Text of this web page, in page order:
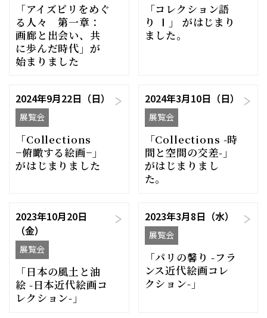
「アイズピリをめぐ
る人々 第一章：
画廊と出会い、共
に歩んだ時代」が
始まりました
「コレクション語
り Ⅰ」 がはじまり
ました。
2024年9月22日（日）
展覧会
「Collections
−俯瞰する絵画−」
がはじまりました
2024年3月10日（日）
展覧会
「Collections -時
間と空間の交差-」
がはじまりまし
た。
2023年10月20日
（金）
展覧会
「日本の風土と油
絵 -日本近代絵画コ
レクション-」
2023年3月8日（水）
展覧会
「パリの馨り -フラ
ンス近代絵画コレ
クション-」